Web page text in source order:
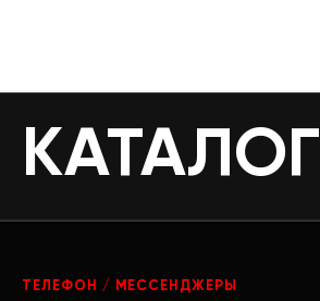
КАТАЛОГ
ТЕЛЕФОН / МЕССЕНДЖЕРЫ